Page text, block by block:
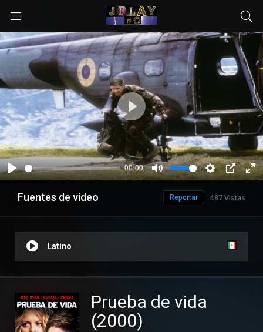
Fuentes de vídeo 487 Vistas
Reportar
Latino
Prueba de vida
(2000)